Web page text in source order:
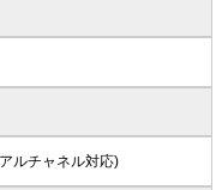
ルチャネル対応)